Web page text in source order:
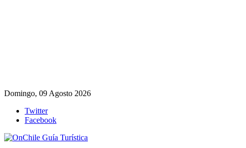
Domingo, 09 Agosto 2026
Twitter
Facebook